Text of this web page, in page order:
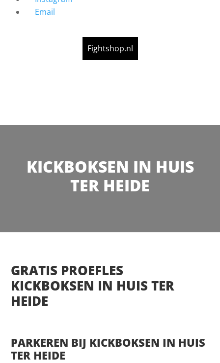
Email
Fightshop.nl
KICKBOKSEN IN HUIS
TER HEIDE
GRATIS PROEFLES
KICKBOKSEN IN HUIS TER
HEIDE
PARKEREN BIJ KICKBOKSEN IN HUIS
TER HEIDE